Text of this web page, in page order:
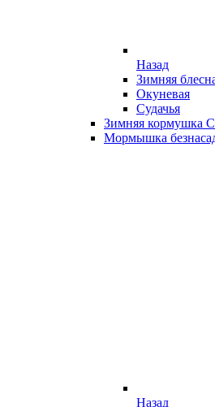
Назад
Зимняя
Окуневая
Судачья
Зимняя кормушка
Мормышка
Назад